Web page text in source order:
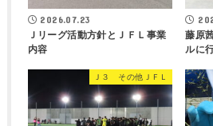
2026.07.23
Ｊリーグ活動方針とＪＦＬ事業
内容
藤原
ルに
Ｊ３ その他ＪＦＬ